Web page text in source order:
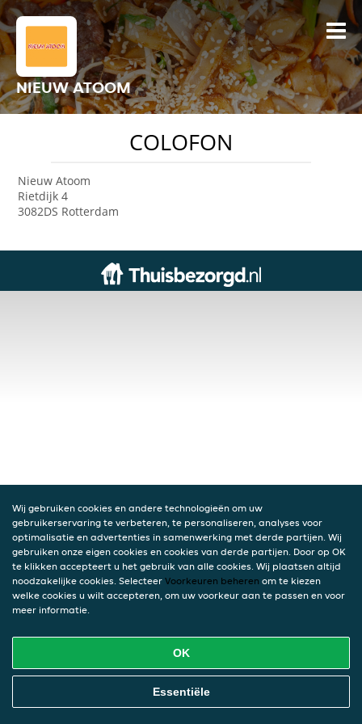
NIEUW ATOOM
COLOFON
Nieuw Atoom
Rietdijk 4
3082DS Rotterdam
Wij gebruiken cookies en andere technologieën om uw
gebruikerservaring te verbeteren, te personaliseren, analyses voor
optimalisatie en advertenties in samenwerking met derde partijen. Wij
gebruiken onze eigen cookies en cookies van derde partijen. Door op OK
te klikken accepteert u het gebruik van alle cookies. Wij plaatsen altijd
noodzakelijke cookies. Selecteer Voorkeuren beheren om te kiezen
welke cookies u wilt accepteren, om uw voorkeur aan te passen en voor
meer informatie.
OK
Essentiële